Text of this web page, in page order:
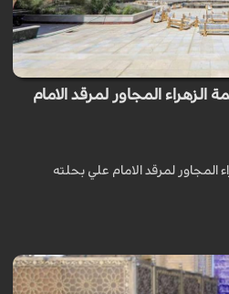
المجاور لمرقد الامام
لمرقد الامام علي بحلته